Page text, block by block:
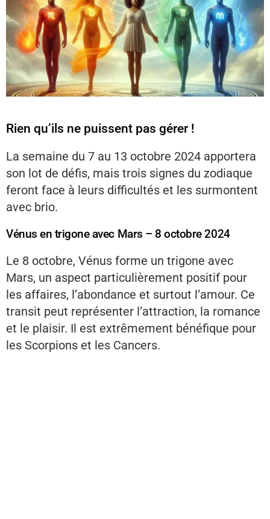
Rien qu’ils ne puissent pas gérer !
La semaine du 7 au 13 octobre 2024 apportera
son lot de défis, mais trois signes du zodiaque
feront face à leurs difficultés et les surmontent
avec brio.
Vénus en trigone avec Mars – 8 octobre 2024
Le 8 octobre, Vénus forme un trigone avec
Mars, un aspect particulièrement positif pour
les affaires, l’abondance et surtout l’amour. Ce
transit peut représenter l’attraction, la romance
et le plaisir. Il est extrêmement bénéfique pour
les Scorpions et les Cancers.